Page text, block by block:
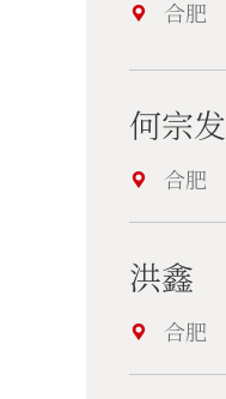
合肥
何宗发
合肥
洪鑫
合肥